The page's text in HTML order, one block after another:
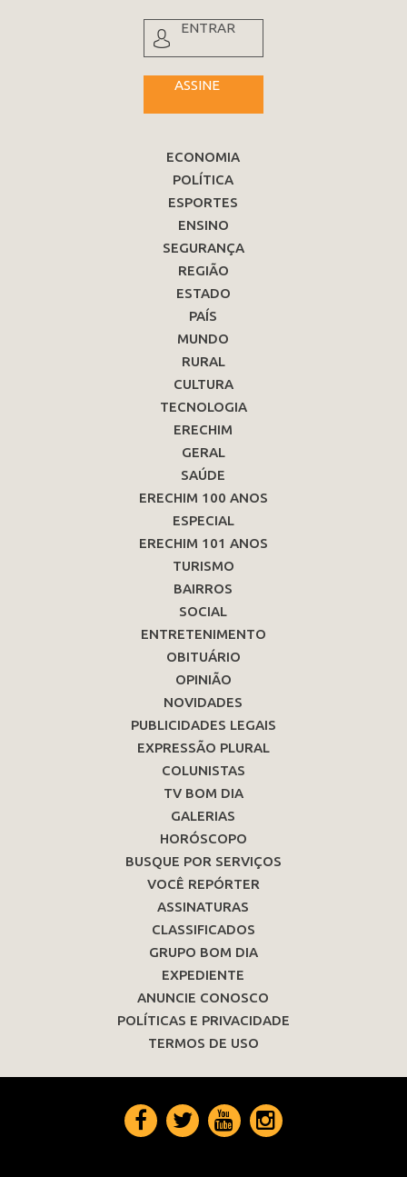
ENTRAR
ASSINE
ECONOMIA
POLÍTICA
ESPORTES
ENSINO
SEGURANÇA
REGIÃO
ESTADO
PAÍS
MUNDO
RURAL
CULTURA
TECNOLOGIA
ERECHIM
GERAL
SAÚDE
ERECHIM 100 ANOS
ESPECIAL
ERECHIM 101 ANOS
TURISMO
BAIRROS
SOCIAL
ENTRETENIMENTO
OBITUÁRIO
OPINIÃO
NOVIDADES
PUBLICIDADES LEGAIS
EXPRESSÃO PLURAL
COLUNISTAS
TV BOM DIA
GALERIAS
HORÓSCOPO
BUSQUE POR SERVIÇOS
VOCÊ REPÓRTER
ASSINATURAS
CLASSIFICADOS
GRUPO BOM DIA
EXPEDIENTE
ANUNCIE CONOSCO
POLÍTICAS E PRIVACIDADE
TERMOS DE USO